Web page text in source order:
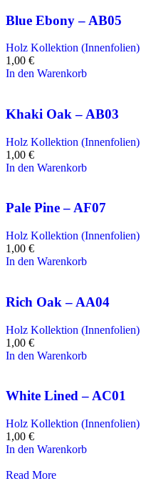
Blue Ebony – AB05
Holz Kollektion (Innenfolien)
1,00 €
In den Warenkorb
Khaki Oak – AB03
Holz Kollektion (Innenfolien)
1,00 €
In den Warenkorb
Pale Pine – AF07
Holz Kollektion (Innenfolien)
1,00 €
In den Warenkorb
Rich Oak – AA04
Holz Kollektion (Innenfolien)
1,00 €
In den Warenkorb
White Lined – AC01
Holz Kollektion (Innenfolien)
1,00 €
In den Warenkorb
Read More